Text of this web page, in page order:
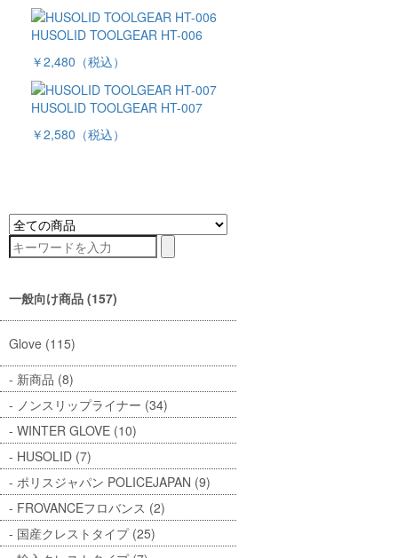
HUSOLID TOOLGEAR HT-006
￥2,480 （税込）
HUSOLID TOOLGEAR HT-007
￥2,580 （税込）
一般向け商品 (157)
Glove (115)
新商品 (8)
ノンスリップライナー (34)
WINTER GLOVE (10)
HUSOLID (7)
ポリスジャパン POLICEJAPAN (9)
FROVANCEフロバンス (2)
国産クレストタイプ (25)